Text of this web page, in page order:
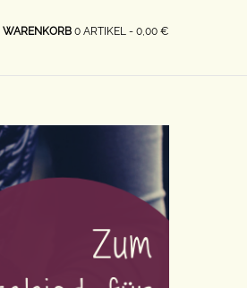
WARENKORB 0 ARTIKEL - 0,00 €